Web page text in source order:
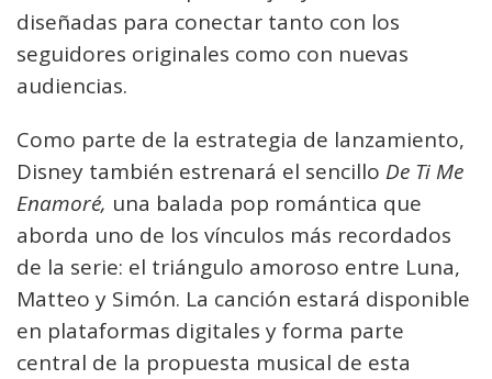
diseñadas para conectar tanto con los
seguidores originales como con nuevas
audiencias.
Como parte de la estrategia de lanzamiento,
Disney también estrenará el sencillo De Ti Me
Enamoré, una balada pop romántica que
aborda uno de los vínculos más recordados
de la serie: el triángulo amoroso entre Luna,
Matteo y Simón. La canción estará disponible
en plataformas digitales y forma parte
central de la propuesta musical de esta